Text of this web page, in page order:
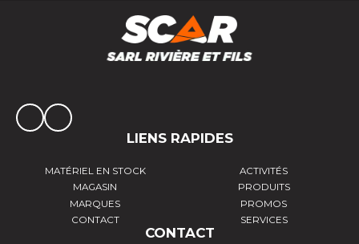
LIENS RAPIDES
MATÉRIEL EN STOCK
ACTIVITÉS
MAGASIN
PRODUITS
MARQUES
PROMOS
CONTACT
SERVICES
CONTACT